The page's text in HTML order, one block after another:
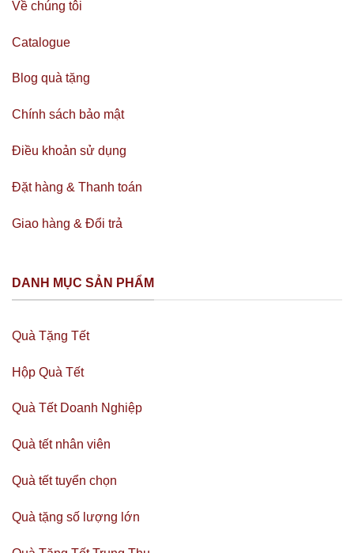
Về chúng tôi
Catalogue
Blog quà tặng
Chính sách bảo mật
Điều khoản sử dụng
Đặt hàng & Thanh toán
Giao hàng & Đổi trả
DANH MỤC SẢN PHẨM
Quà Tặng Tết
Hộp Quà Tết
Quà Tết Doanh Nghiệp
Quà tết nhân viên
Quà tết tuyển chọn
Quà tặng số lượng lớn